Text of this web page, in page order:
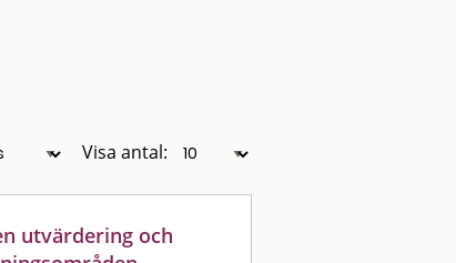
Visa antal:
utvärdering och